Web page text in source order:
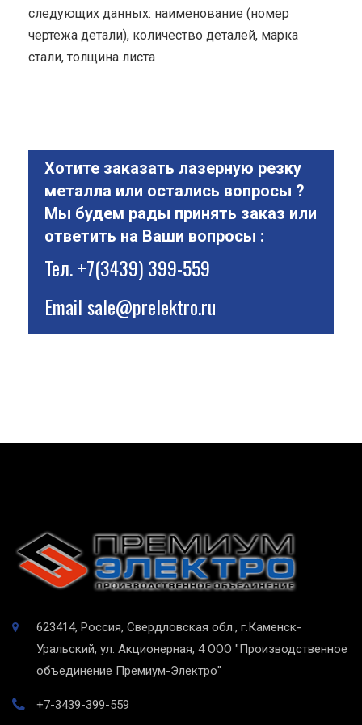
следующих данных: наименование (номер
чертежа детали), количество деталей, марка
стали, толщина листа
Хотите заказать лазерную резку
металла или остались вопросы ?
Мы будем рады принять заказ или
ответить на Ваши вопросы :
Тел.+7(3439) 399-559
Emailsale@prelektro.ru
623414, Россия, Свердловская обл., г.Каменск-
Уральский, ул. Акционерная, 4 ООО "Производственное
объединение Премиум-Электро"
+7-3439-399-559